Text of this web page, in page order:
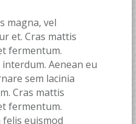
magna, vel
et. Cras mattis
fermentum.
Aenean eu
sem lacinia
Cras mattis
fermentum.
euismod